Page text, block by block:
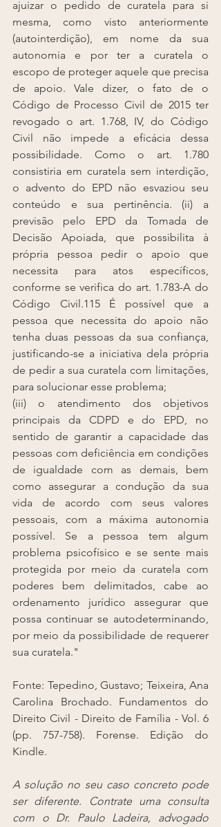
ajuizar o pedido de curatela para si
mesma, como visto anteriormente
(autointerdição), em nome da sua
autonomia e por ter a curatela o
escopo de proteger aquele que precisa
de apoio. Vale dizer, o fato de o
Código de Processo Civil de 2015 ter
revogado o art. 1.768, IV, do Código
Civil não impede a eficácia dessa
possibilidade. Como o art. 1.780
consistiria em curatela sem interdição,
o advento do EPD não esvaziou seu
conteúdo e sua pertinência. (ii) a
previsão pelo EPD da Tomada de
Decisão Apoiada, que possibilita à
própria pessoa pedir o apoio que
necessita para atos específicos,
conforme se verifica do art. 1.783-A do
Código Civil.115 É possível que a
pessoa que necessita do apoio não
tenha duas pessoas da sua confiança,
justificando-se a iniciativa dela própria
de pedir a sua curatela com limitações,
para solucionar esse problema;
(iii) o atendimento dos objetivos
principais da CDPD e do EPD, no
sentido de garantir a capacidade das
pessoas com deficiência em condições
de igualdade com as demais, bem
como assegurar a condução da sua
vida de acordo com seus valores
pessoais, com a máxima autonomia
possível. Se a pessoa tem algum
problema psicofísico e se sente mais
protegida por meio da curatela com
poderes bem delimitados, cabe ao
ordenamento jurídico assegurar que
possa continuar se autodeterminando,
por meio da possibilidade de requerer
sua curatela."
Fonte: Tepedino, Gustavo; Teixeira, Ana
Carolina Brochado. Fundamentos do
Direito Civil - Direito de Família - Vol. 6
(pp. 757-758). Forense. Edição do
Kindle.
A solução no seu caso concreto pode
ser diferente. Contrate uma consulta
com o Dr. Paulo Ladeira, advogado